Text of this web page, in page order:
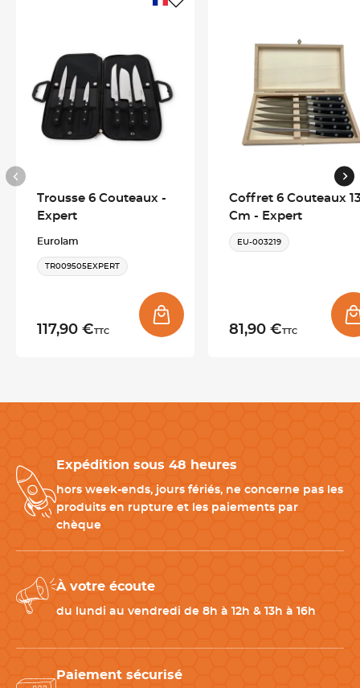
Des matériaux nobles pour un usage quotidien
Chaque couteau office Ambassadeur est
équipé d’une lame
en acier inoxydable , offrant une excellente résistance à la
corrosion. Le manche en bois de bubinga, serti d’une mitre et
de trois rivets en laiton, présente une forme arrondie assurant
une
Les parties en laiton (mitre et rivets, doré effet miroir)
sont sensibles aux rayures : un usage soigneux est
recommandé.
10 cm
Type de mitre
Rivets
Trousse 6 Couteaux -
Expert
Eurolam
TR009505EXPERT
117,90 €TTC
Coffret 6 Couteaux
Cm - Expert
EU-003219
81,90 €TTC
Expédition sous 48 heures
hors week-ends, jours fériés, ne concerne pas les
produits en rupture et les paiements par
chèque
À votre écoute
du lundi au vendredi de 8h à 12h & 13h à 16h
Paiement sécurisé